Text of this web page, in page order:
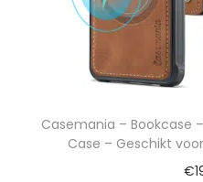
Casemania – Bookcase
Case – Geschikt
€